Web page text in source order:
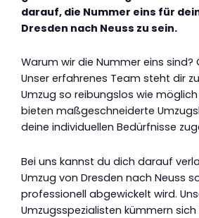
darauf, die Nummer eins für
Dresden nach Neuss zu sein.
Warum wir die Nummer eins sind?
Unser erfahrenes Team steht dir
Umzug so reibungslos wie
bieten maßgeschneiderte
deine individuellen Bedürfnisse
Bei uns kannst du dich darauf
Umzug von Dresden nach Neuss
professionell abgewickelt wird.
Umzugsspezialisten kümmern